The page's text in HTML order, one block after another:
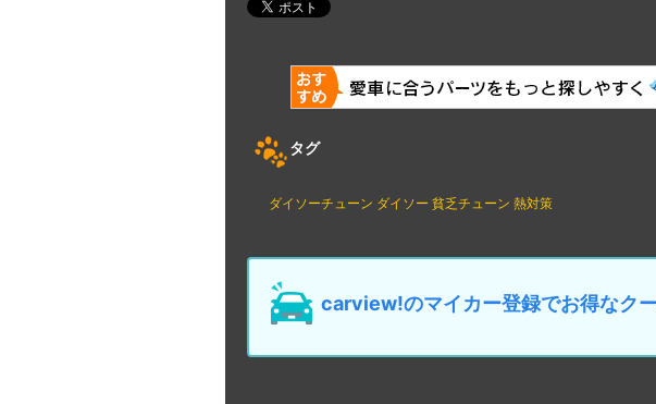
タグ
ダイソーチューン ダイソー 貧乏チューン 熱対策
carview!のマイカー登録でお得なク